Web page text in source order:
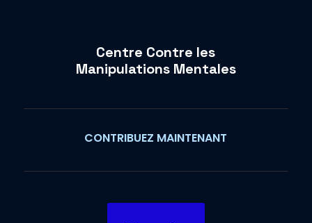
Centre Contre les
Manipulations Mentales
CONTRIBUEZ MAINTENANT